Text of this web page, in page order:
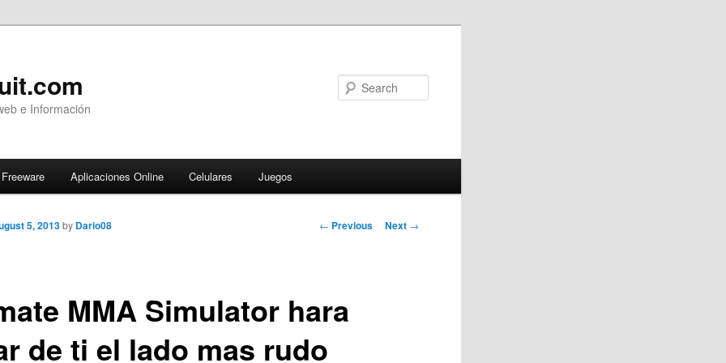
e Información
Freeware Aplicaciones Online Celulares Juegos
Post
← Previous Next →
MMA Simulator hara
de ti el lado mas rudo
5, 2013 by Dario08